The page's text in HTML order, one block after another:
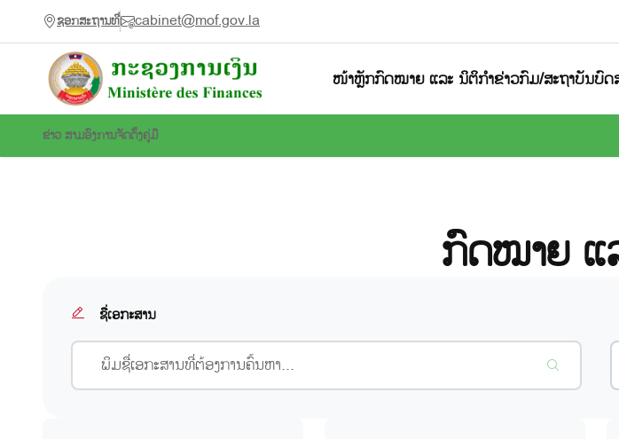
ຊອກສະຖານທີ່ cabinet@mof.gov.la
ໜ້າຫຼັກກົດໝາຍ ແລະ ນິຕິກຳຂ່າວກົມ/ສະຖາບັນບົດ
ຂ່າວ ສາມອົງການຈັດຕັ້ງຄູ່ມື
ກົດໝາຍ ແ
ຊື່ເອກະສານ